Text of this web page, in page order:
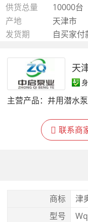
供货总量
10000台
产地
天津市
发货期
自买家
天
主营产品：
联系商
商标
津
型号
Wq